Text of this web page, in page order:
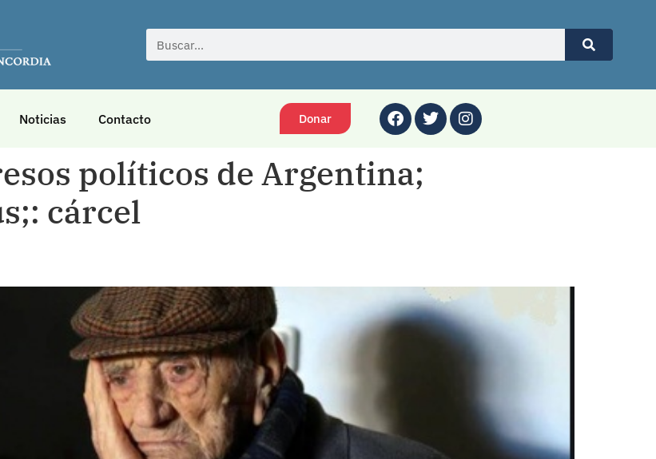
Noticias Contacto Donar
políticos de Argentina;
cárcel